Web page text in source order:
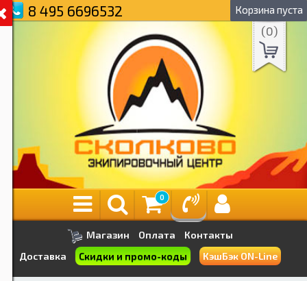
8 495 6696532 Корзина пуста
(0)
0
Магазин Оплата
Контакты
Доставка
Скидки и промо-коды КэшБэк ON-Line